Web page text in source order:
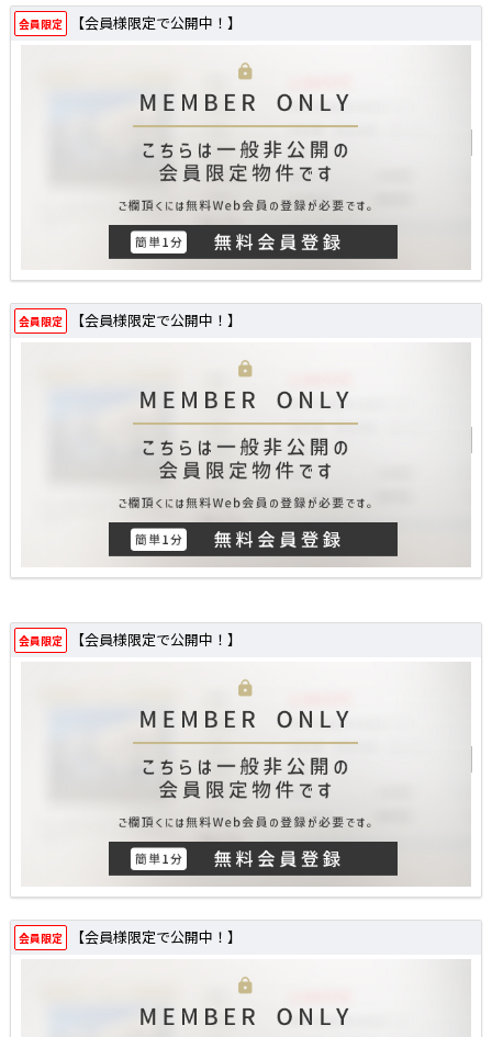
会員限定 【会員様限定で公開中！】
会員限定 【会員様限定で公開中！】
会員限定 【会員様限定で公開中！】
会員限定 【会員様限定で公開中！】